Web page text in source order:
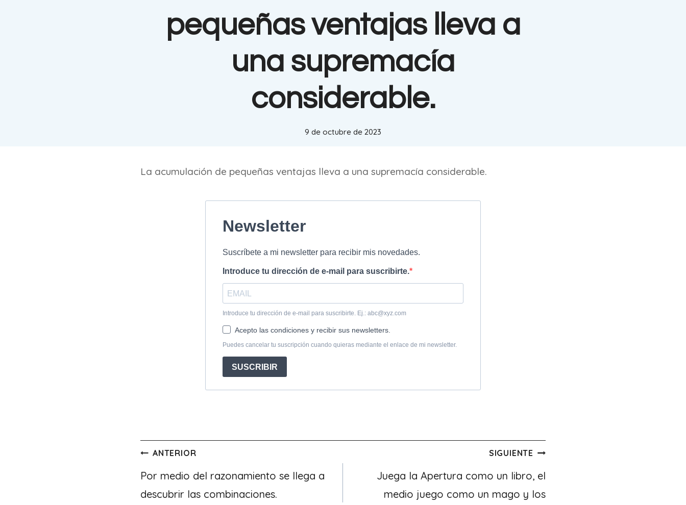
pequeñas ventajas lleva a
una supremacía
considerable.
9 de octubre de 2023
La acumulación de pequeñas ventajas lleva a una supremacía considerable.
Navegación
de
entradas
ANTERIOR
Por medio del razonamiento se llega a
descubrir las combinaciones.
SIGUIENTE
Juega la Apertura como un libro, el
medio juego como un mago y los